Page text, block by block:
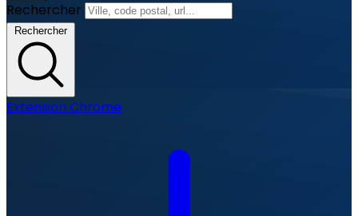
Rechercher
Rechercher
Extension Chrome